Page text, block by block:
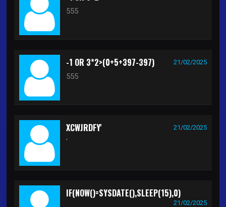
555
-1 OR 3*2>(0+5+397-397) 21/02/2025
555
XCWJRDFY' 21/02/2025
'
IF(NOW()=SYSDATE(),SLEEP(15),0)
21/02/2025